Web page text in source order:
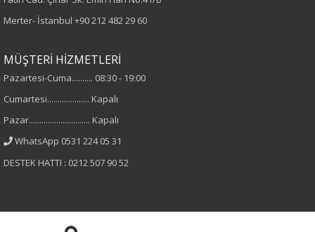
Cinsiyet
Kol Tipi
Astar Durumu
Merter- İstanbul +90 212 482 29 60
MÜŞTERİ HİZMETLERİ
Pazartesi-Cuma.......... 08:30 - 19:00
Cumartesi.................... Kapalı
Pazar............................. Kapalı
WhatsApp 0531 224 05 31
DESTEK HATTI : 0212 507 90 52